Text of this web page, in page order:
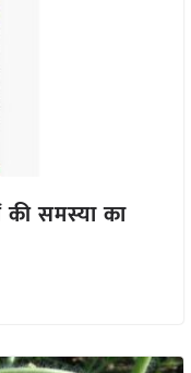
समस्या का